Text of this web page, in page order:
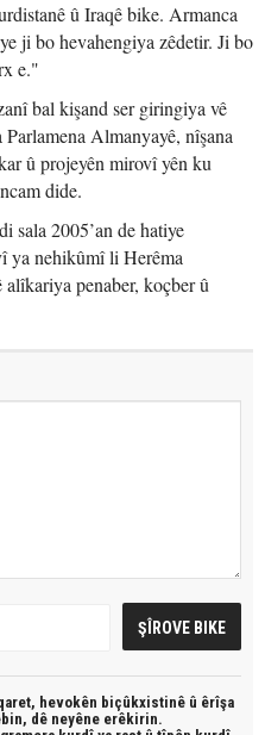
û Iraqê bike. Armanca
ji bo hevahengiya zêdetir. Ji bo
e."
bal kişand ser giringiya vê
Almanyayê, nîşana
û projeyên mirovî yên ku
dide.
sala 2005’an de hatiye
ya nehikûmî li Herêma
penaber, koçber û
hevokên biçûkxistinê û êrîşa
dê neyêne erêkirin.